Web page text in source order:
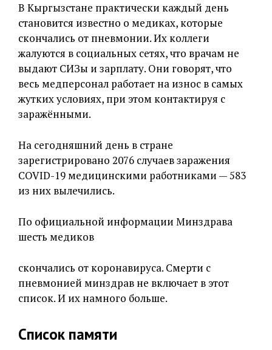
В Кыргызстане практически каждый день
становится известно о медиках, которые
скончались от пневмонии. Их коллеги
жалуются в социальных сетях, что врачам не
выдают СИЗы и зарплату. Они говорят, что
весь медперсонал работает на износ в самых
жутких условиях, при этом контактируя с
заражёнными.
На сегодняшний день в стране
зарегистрировано 2076 случаев заражения
COVID-19 медицинскими работниками — 583
из них вылечились.
По официальной информации Минздрава
шесть медиков
скончались от коронавируса. Смерти с
пневмонией минздрав не включает в этот
список. И их намного больше.
Список памяти